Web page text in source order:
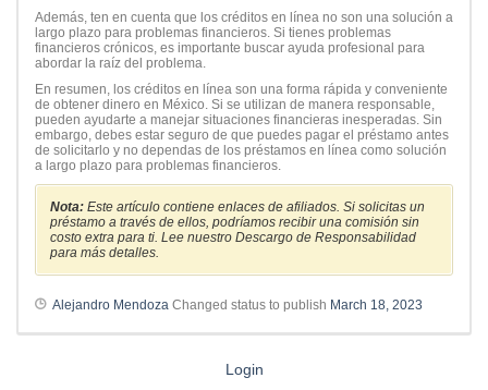
Además, ten en cuenta que los créditos en línea no son una solución a
largo plazo para problemas financieros. Si tienes problemas
financieros crónicos, es importante buscar ayuda profesional para
abordar la raíz del problema.
En resumen, los créditos en línea son una forma rápida y conveniente
de obtener dinero en México. Si se utilizan de manera responsable,
pueden ayudarte a manejar situaciones financieras inesperadas. Sin
embargo, debes estar seguro de que puedes pagar el préstamo antes
de solicitarlo y no dependas de los préstamos en línea como solución
a largo plazo para problemas financieros.
Nota: Este artículo contiene enlaces de afiliados. Si solicitas un
préstamo a través de ellos, podríamos recibir una comisión sin
costo extra para ti. Lee nuestro Descargo de Responsabilidad
para más detalles.
Alejandro Mendoza Changed status to publish March 18, 2023
Login